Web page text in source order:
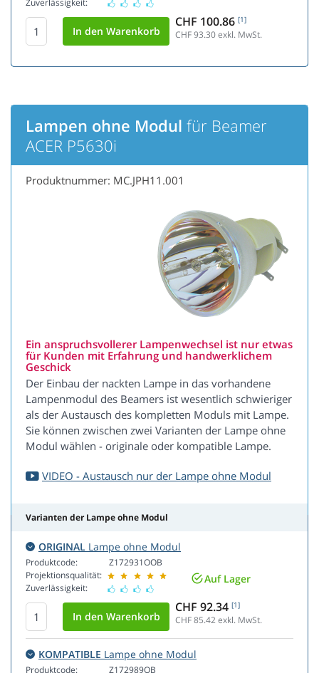
Zuverlässigkeit:
CHF 100.86 [1]
CHF 93.30exkl. MwSt.
Lampen ohne Modul für Beamer
ACER P5630i
Produktnummer: MC.JPH11.001
Ein anspruchsvollerer Lampenwechsel ist nur etwas
für Kunden mit Erfahrung und handwerklichem
Geschick
Der Einbau der nackten Lampe in das vorhandene
Lampenmodul des Beamers ist wesentlich schwieriger
als der Austausch des kompletten Moduls mit Lampe.
Sie können zwischen zwei Varianten der Lampe ohne
Modul wählen - originale oder kompatible Lampe.
VIDEO - Austausch nur der Lampe ohne Modul
Varianten der Lampe ohne Modul
ORIGINAL Lampe ohne Modul
Produktcode:
Projektionsqualität:
Zuverlässigkeit:
Z172931OOB
Auf Lager
CHF 92.34 [1]
CHF 85.42exkl. MwSt.
KOMPATIBLE Lampe ohne Modul
Produktcode: Z172989OB